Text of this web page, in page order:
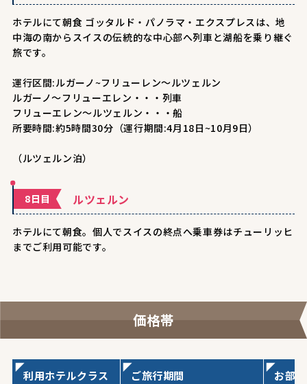
ホテルにて朝食 ゴッタルド・パノラマ・エクスプレスは、地
中海の南からスイスの伝統的な中心部へ列車と湖船を乗り継ぐ
旅です。
運行区間:ルガーノ~フリューレン～ルツェルン
ルガーノ～フリューエレン・・・列車
フリューエレン～ルツェルン・・・船
所要時間:約5時間30分（運行期間:4月18日~10月9日）
（ルツェルン泊）
8日目 ルツェルン
ホテルにて朝食。個人でスイスの終点へ乗車券はチューリッヒ
までご利用可能です。
価格帯
利用ホテルクラス ご旅行期間 お部